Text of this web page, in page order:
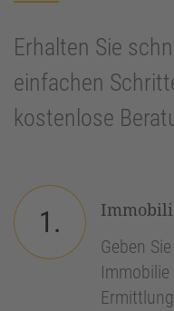
Erhalten Sie
einfachen
kostenlose
1.
Geben